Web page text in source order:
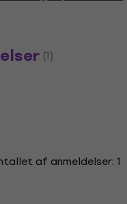
(1)
af anmeldelser: 1